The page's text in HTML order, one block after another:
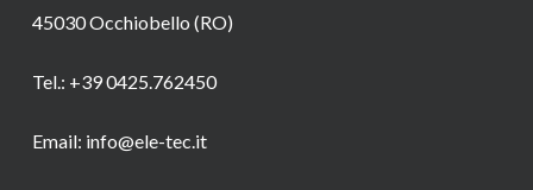
45030 Occhiobello (RO)
Tel.: +39 0425.762450
Email: info@ele-tec.it